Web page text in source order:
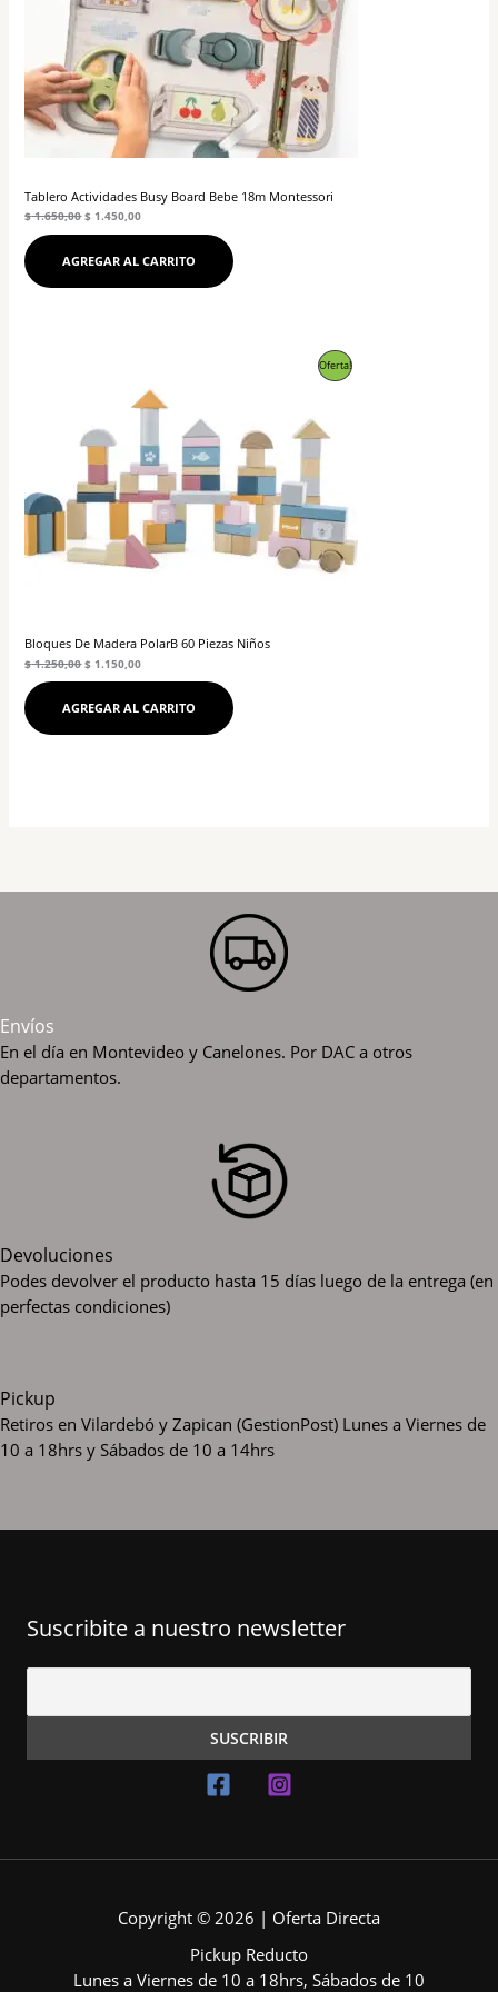
Tablero Actividades Busy Board Bebe 18m Montessori
$1.650,00 $ 1.450,00
AGREGAR AL CARRITO
Oferta!Producto
Bloques De Madera PolarB 60 Piezas Niños
$1.250,00
$ 1.250,00.
$ 1.150,00
actual
es:
$ 1.150,00.
AGREGAR AL CARRITO
Envíos
En el día en Montevideo y Canelones. Por DAC a otros
departamentos.
Devoluciones
Podes devolver el producto hasta 15 días luego de la entrega (en
perfectas condiciones)
Pickup
Retiros en Vilardebó y Zapican (GestionPost) Lunes a Viernes de
10 a 18hrs y Sábados de 10 a 14hrs
Suscribite a nuestro newsletter
Copyright © 2026 | Oferta Directa
Pickup Reducto
Lunes a Viernes de 10 a 18hrs, Sábados de 10